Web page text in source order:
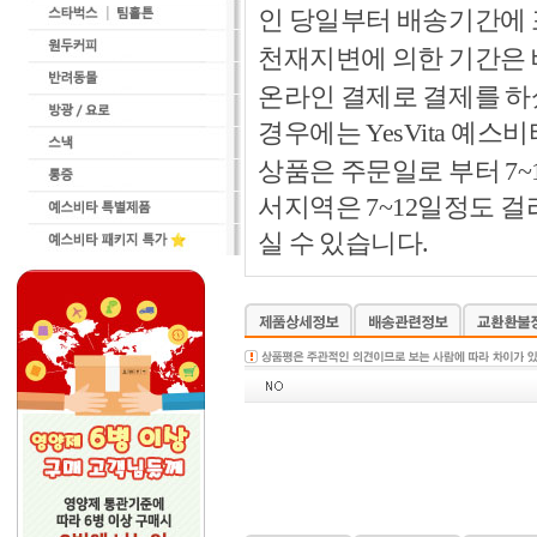
인 당일부터 배송기간에
천재지변에 의한 기간
온라인 결제로 결제를
경우에는 YesVita 예스
상품은 주문일로 부터
서지역은 7~12일정도
실 수 있습니다.